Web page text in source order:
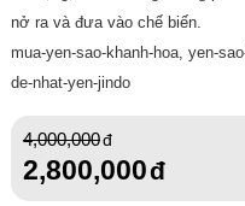
nở ra và đưa vào chế biến.
mua-yen-sao-khanh-hoa, yen-
de-nhat-yen-jindo
4,000,000
2,800,000